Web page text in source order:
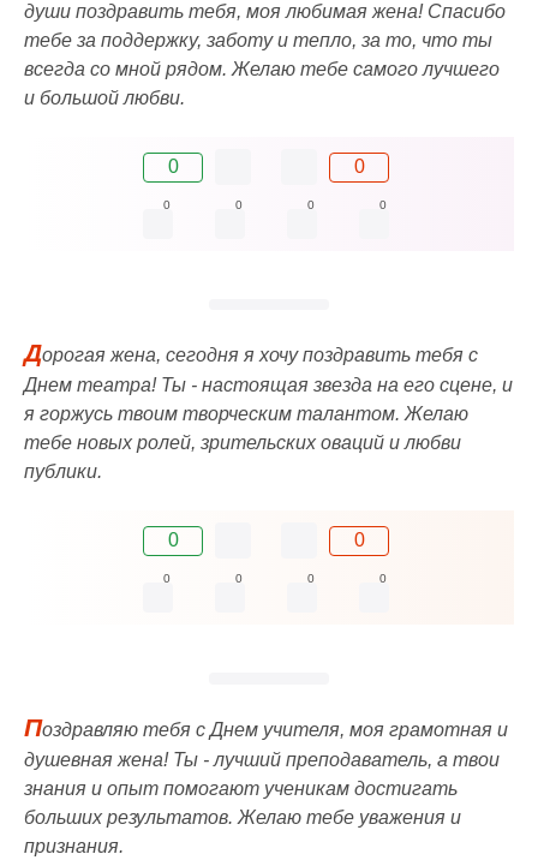
души поздравить тебя, моя любимая жена! Спасибо
тебе за поддержку, заботу и тепло, за то, что ты
всегда со мной рядом. Желаю тебе самого лучшего
и большой любви.
0 0
0 0 0 0
Дорогая жена, сегодня я хочу поздравить тебя с
Днем театра! Ты - настоящая звезда на его сцене, и
я горжусь твоим творческим талантом. Желаю
тебе новых ролей, зрительских оваций и любви
публики.
0 0
0 0 0 0
Поздравляю тебя с Днем учителя, моя грамотная и
душевная жена! Ты - лучший преподаватель, а твои
знания и опыт помогают ученикам достигать
больших результатов. Желаю тебе уважения и
признания.